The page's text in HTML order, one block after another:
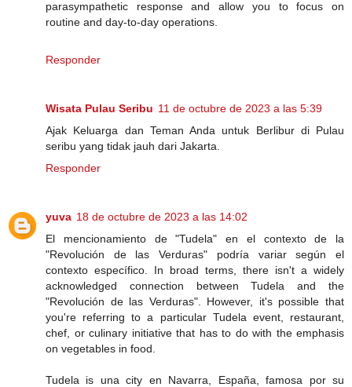
parasympathetic response and allow you to focus on
routine and day-to-day operations.
Responder
Wisata Pulau Seribu 11 de octubre de 2023 a las 5:39
Ajak Keluarga dan Teman Anda untuk Berlibur di Pulau
seribu yang tidak jauh dari Jakarta.
Responder
yuva 18 de octubre de 2023 a las 14:02
El mencionamiento de "Tudela" en el contexto de la
"Revolución de las Verduras" podría variar según el
contexto específico. In broad terms, there isn't a widely
acknowledged connection between Tudela and the
"Revolución de las Verduras". However, it's possible that
you're referring to a particular Tudela event, restaurant,
chef, or culinary initiative that has to do with the emphasis
on vegetables in food.
Tudela is una city en Navarra, España, famosa por su